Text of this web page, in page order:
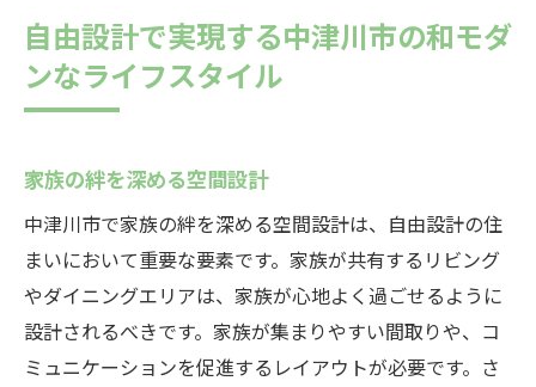
自由設計で実現する中津川市の和モダ
ンなライフスタイル
家族の絆を深める空間設計
中津川市で家族の絆を深める空間設計は、自由設計の住
まいにおいて重要な要素です。家族が共有するリビング
やダイニングエリアは、家族が心地よく過ごせるように
設計されるべきです。家族が集まりやすい間取りや、コ
ミュニケーションを促進するレイアウトが必要です。さ